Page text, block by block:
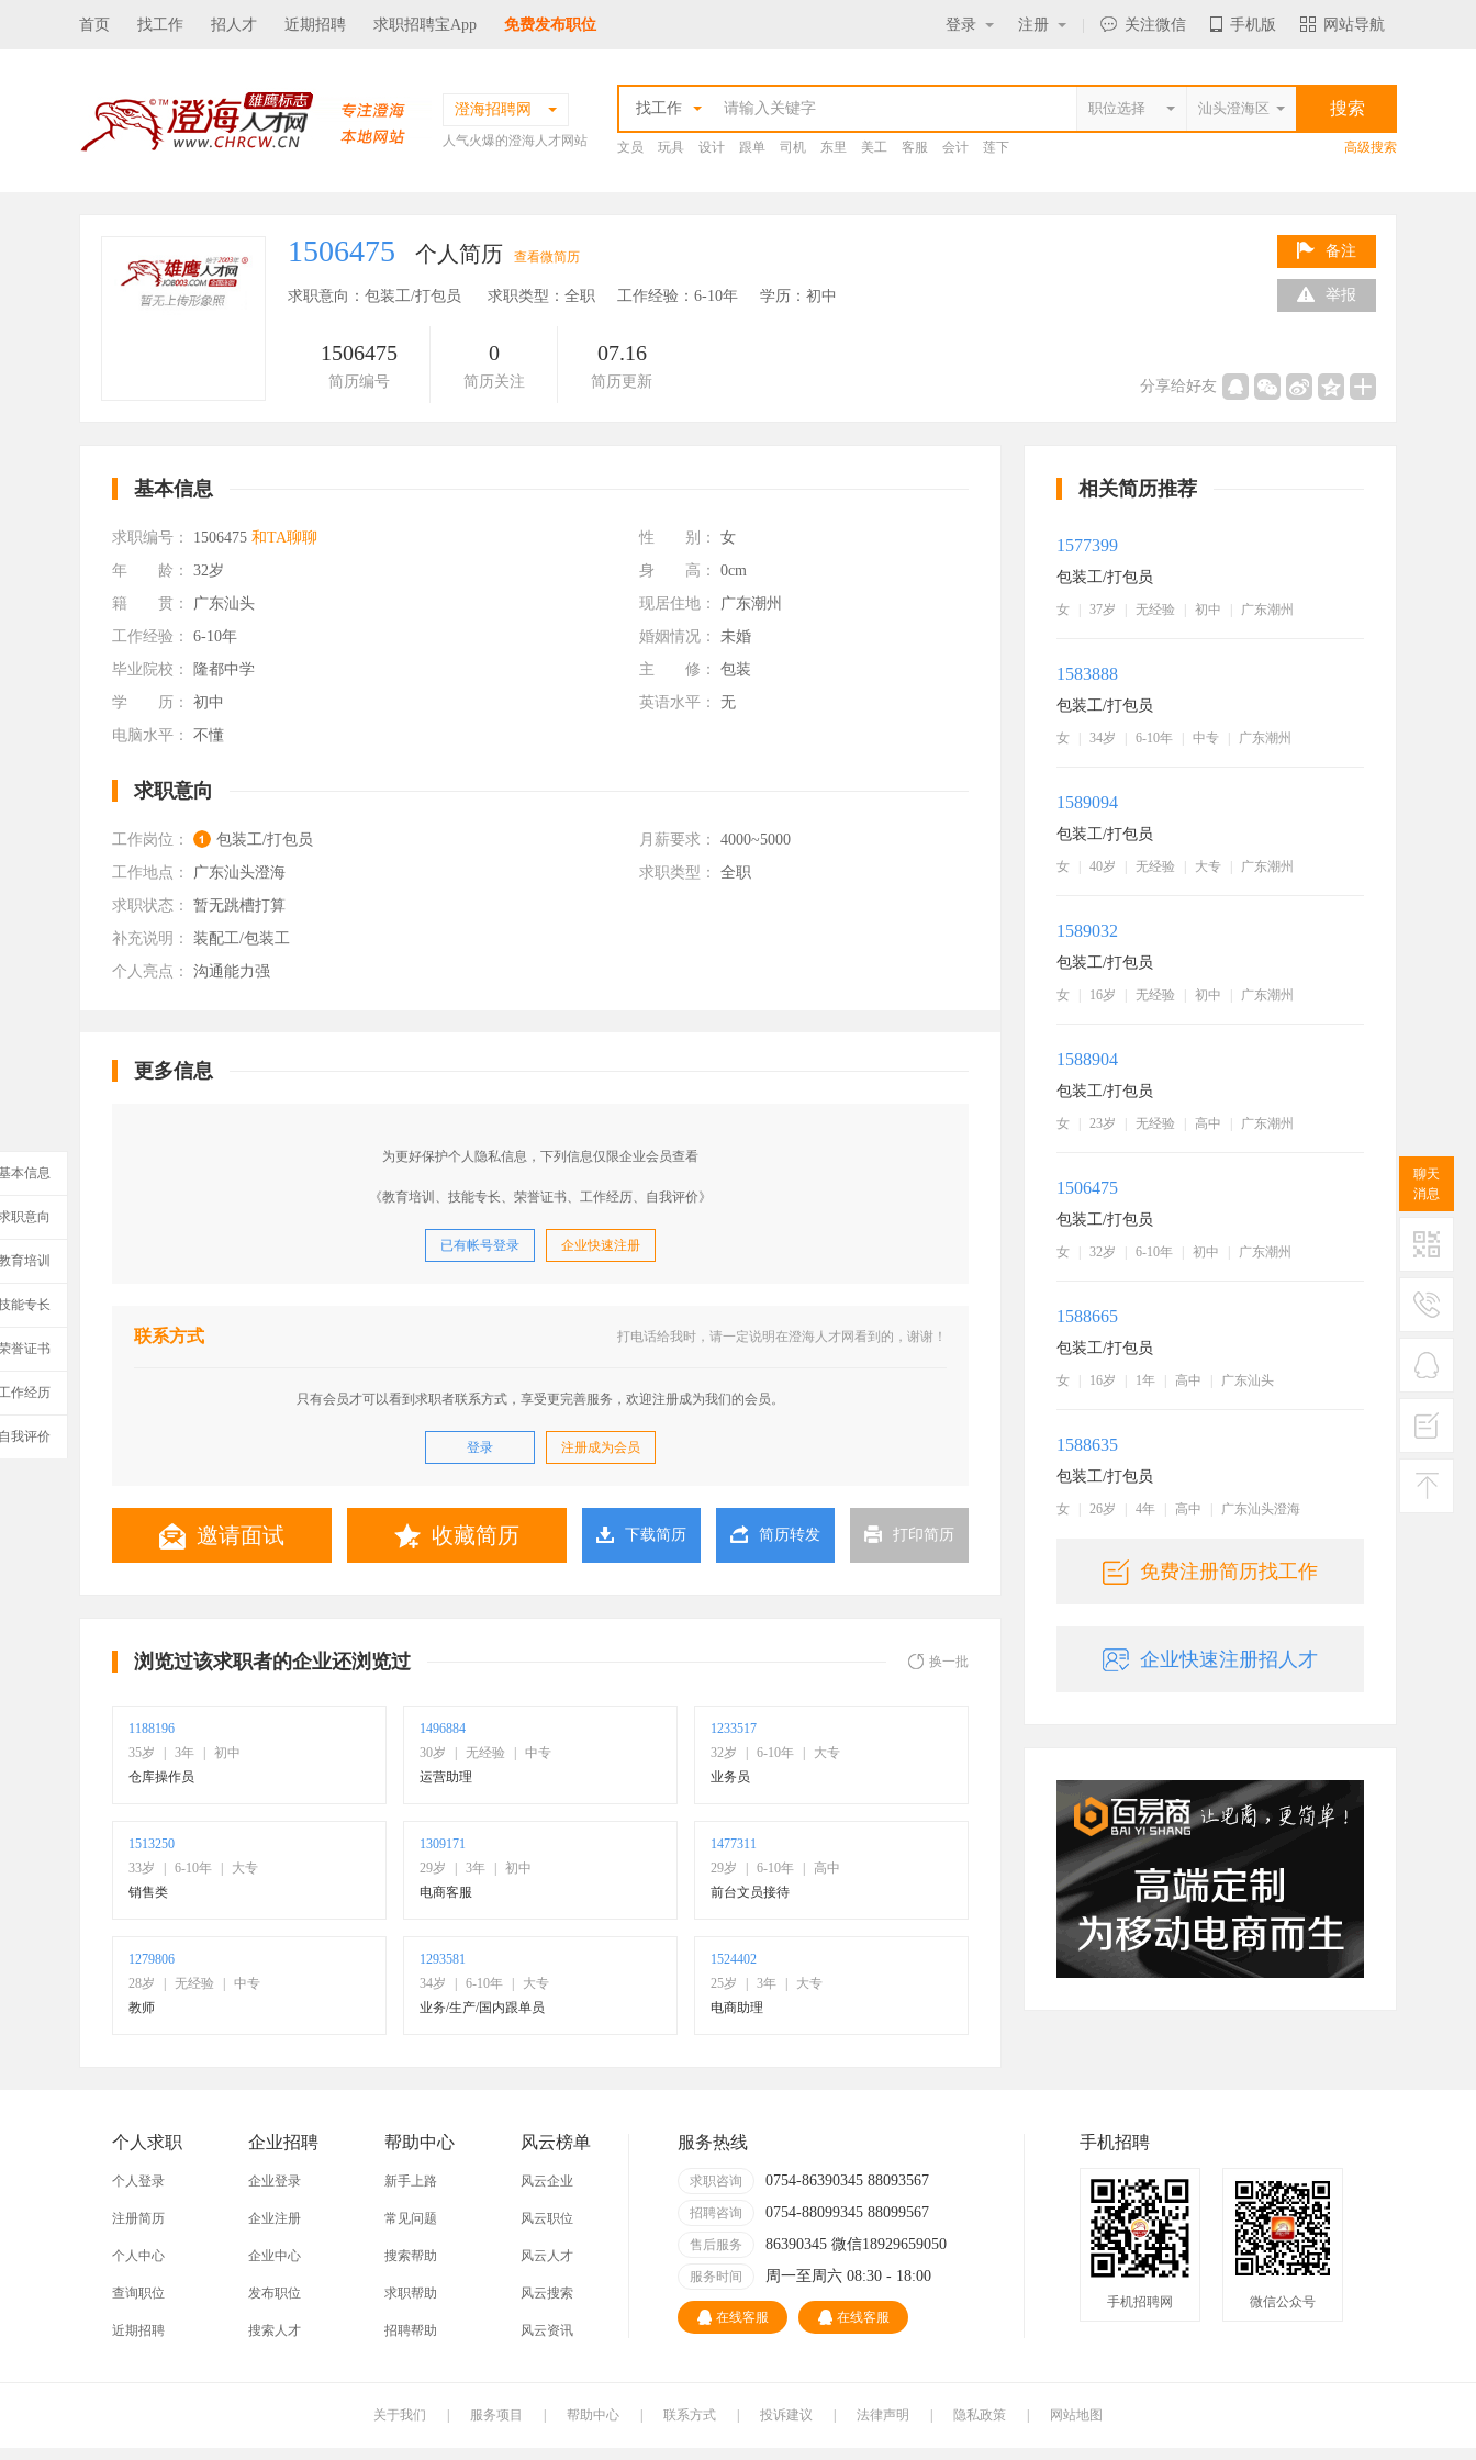
首页 找工作 招人才 近期招聘 求职招聘宝App 免费发布职位 登录 注册 关注微信 手机版 网站导航
澄海招聘网
人气火爆的澄海人才网站
找工作
文员 玩具 设计 跟单 司机 东里 美工 客服 会计 莲下 高级搜索
1506475 个人简历 查看微简历
求职意向：包装工/打包员 求职类型：全职 工作经验：6-10年 学历：初中
1506475
简历编号
0
简历关注
07.16
简历更新
备注
举报
分享给好友
本信息
职意向
育培训
能专长
誉证书
作经历
我评价
基本信息
求职编号： 1506475 和TA聊聊 性 别：
女
年 龄：
32岁 身 高：
0cm
籍 贯：
广东汕头 现居住地：
广东潮州
工作经验：
6-10年 婚姻情况：
未婚
毕业院校：
隆都中学 主 修：
包装
学 历：
初中 英语水平：
无
电脑水平：
不懂
求职意向
工作岗位： 包装工/打包员 月薪要求：
4000~5000
工作地点：
广东汕头澄海 求职类型：
全职
求职状态：
暂无跳槽打算
补充说明：
装配工/包装工
个人亮点：
沟通能力强
更多信息
为更好保护个人隐私信息，下列信息仅限企业会员查看
《教育培训、技能专长、荣誉证书、工作经历、自我评价》
已有帐号登录 企业快速注册
联系方式 打电话给我时，请一定说明在澄海人才网看到的，谢谢！
只有会员才可以看到求职者联系方式，享受更完善服务，欢迎注册成为我们的会员。
登录 注册成为会员
邀请面试 收藏简历 下载简历 简历转发 打印简历
浏览过该求职者的企业还浏览过 换一批
1188196
35岁
3年
初中
仓库操作员
1496884
30岁
无经验
中专
运营助理
1233517
32岁
6-10年
大专
业务员
1513250
33岁
6-10年
大专
销售类
1309171
29岁
3年
初中
电商客服
1477311
29岁
6-10年
高中
前台文员接待
1279806
28岁
无经验
中专
教师
1293581
34岁
6-10年
大专
业务/生产/国内跟单员
1524402
25岁
3年
大专
电商助理
相关简历推荐
1577399
包装工/打包员
女 37岁 无经验 初中 广东潮州
1583888
包装工/打包员
女 34岁 6-10年 中专 广东潮州
1589094
包装工/打包员
女 40岁 无经验 大专 广东潮州
1589032
包装工/打包员
女 16岁 无经验 初中 广东潮州
1588904
包装工/打包员
女 23岁 无经验 高中 广东潮州
1506475
包装工/打包员
女 32岁 6-10年 初中 广东潮州
1588665
包装工/打包员
女 16岁 1年 高中 广东汕头
1588635
包装工/打包员
女 26岁 4年 高中 广东汕头澄海
免费注册简历找工作
企业快速注册招人才
个人求职
个人登录
注册简历
个人中心
查询职位
近期招聘
企业招聘
企业登录
企业注册
企业中心
发布职位
搜索人才
帮助中心
新手上路
常见问题
搜索帮助
求职帮助
招聘帮助
风云榜单
风云企业
风云职位
风云人才
风云搜索
风云资讯
服务热线
求职咨询 0754-86390345 88093567
招聘咨询 0754-88099345 88099567
售后服务 86390345 微信18929659050
服务时间 周一至周六 08:30 - 18:00
在线客服 在线客服
手机招聘
手机招聘网 微信公众号
关于我们 服务项目 帮助中心 联系方式 投诉建议 法律声明 隐私政策 网站地图
聊天
消息
二维码
热线
客服
建议